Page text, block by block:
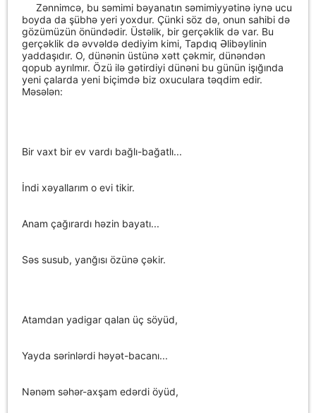
Zənnimcə, bu səmimi bəyanatın səmimiyyətinə iynə ucu
boyda da şübhə yeri yoxdur. Çünki söz də, onun sahibi də
gözümüzün önündədir. Üstəlik, bir gerçəklik də var. Bu
gerçəklik də əvvəldə dediyim kimi, Tapdıq Əlibəylinin
yaddaşıdır. O, dünənin üstünə xətt çəkmir, dünəndən
qopub ayrılmır. Özü ilə gətirdiyi dünəni bu günün işığında
yeni çalarda yeni biçimdə biz oxuculara təqdim edir.
Məsələn:
Bir vaxt bir ev vardı bağlı-bağatlı...
İndi xəyallarım o evi tikir.
Anam çağırardı həzin bayatı...
Səs susub, yanğısı özünə çəkir.
Atamdan yadigar qalan üç söyüd,
Yayda sərinlərdi həyət-bacanı...
Nənəm səhər-axşam edərdi öyüd,